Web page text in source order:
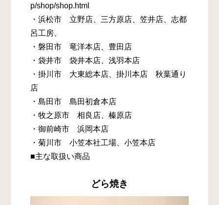
p/shop/shop.html
・浜松市 立野店、三方原店、笠井店、志都
呂工房、
・磐田市 竜洋本店、豊田店
・袋井市 袋井本店、浅羽本店
・掛川市 大東総本店、掛川本店 秋葉通り
店
・島田市 島田初倉本店
・牧之原市 相良店、榛原店
・御前崎市 浜岡本店
・菊川市 小笠本社工場、小笠本店
■主な取扱い商品
どら焼き